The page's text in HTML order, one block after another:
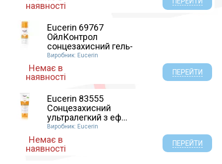
наявності
Eucerin 69767
ОйлКонтрол
сонцезахисний гель-
к...
Виробник: Eucerin
Немає в
наявності
ПЕРЕЙТИ
Eucerin 83555
Сонцезахисний
ультралегкий з еф...
Виробник: Eucerin
Немає в
наявності
ПЕРЕЙТИ